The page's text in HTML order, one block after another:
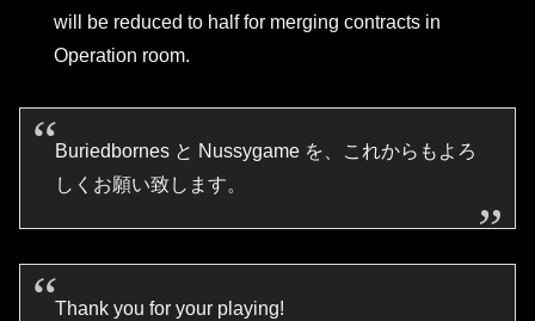
will be reduced to half for merging contracts in
Operation room.
Buriedbornes と Nussygame を、これからもよろ
しくお願い致します。
Thank you for your playing!